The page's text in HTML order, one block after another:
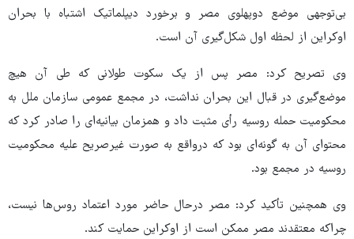
بی‌توجهی موضع دوپهلوی مصر و برخورد دیپلماتیک اشتباه با بحران
اوکراین از لحظه اول شکل‌گیری آن است.
وی تصریح کرد: مصر پس از یک سکوت طولانی که طی آن هیچ
موضع‌گیری در قبال این بحران نداشت، در مجمع عمومی سازمان ملل به
محکومیت حمله روسیه رأی مثبت داد و همزمان بیانیه‌ای را صادر کرد که
محتوای آن به گونه‌ای بود که درواقع به صورت غیرصریح علیه محکومیت
روسیه در مجمع بود.
وی همچنین تأکید کرد: مصر درحال حاضر مورد اعتماد روس‌ها نیست،
چراکه معتقدند مصر ممکن است از اوکراین حمایت کند.